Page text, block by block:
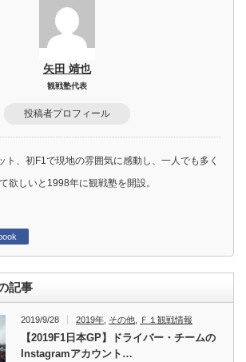
矢田 靖也
観戦塾代表
投稿者プロフィール
ト、初F1で現地の雰囲気に感動し、一人でも多く
欲しいと1998年に観戦塾を開設。
記事
2019/9/28 2019年 その他 Ｆ１観戦情報
【2019F1日本GP】ドライバー・チームの
Instagramアカウント…